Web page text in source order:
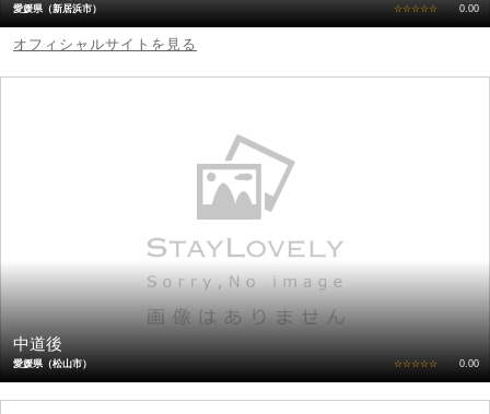
愛媛県（新居浜市） ☆☆☆☆☆ 0.00
オフィシャルサイトを見る
中道後
愛媛県（松山市） ☆☆☆☆☆ 0.00